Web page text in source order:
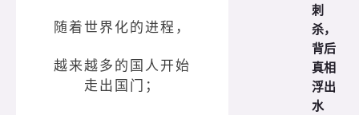
随着世界化的进程，
越来越多的国人开始
走出国门；
刺
杀，
背后
真相
浮出
水